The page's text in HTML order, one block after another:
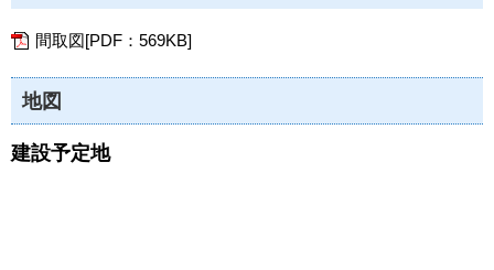
間取図[PDF：569KB]
地図
建設予定地